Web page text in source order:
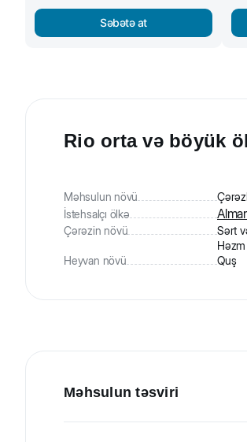
Səbətə at
Rio orta və böyük
Məhsulun növü
İstehsalçı ölkə
Çərəzin növü
Sərt
Heyvan növü
Quş
Məhsulun təsviri